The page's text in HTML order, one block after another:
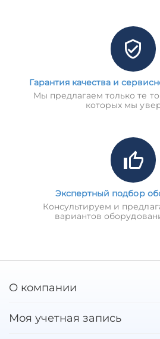
Гарантия качества и
Мы предлагаем только те
которых мы
Экспертный подбор
Консультируем и
вариантов
О компании
Моя учетная запись